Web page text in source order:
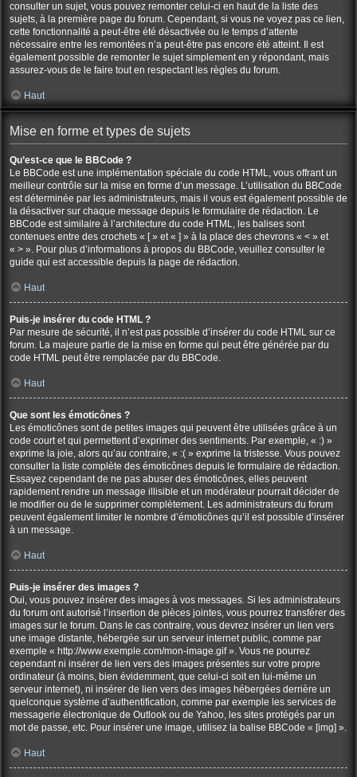
consulter un sujet, vous pouvez remonter celui-ci en haut de la liste des
sujets, à la première page du forum. Cependant, si vous ne voyez pas ce lien,
cette fonctionnalité a peut-être été désactivée ou le temps d’attente
nécessaire entre les remontées n’a peut-être pas encore été atteint. Il est
également possible de remonter le sujet simplement en y répondant, mais
assurez-vous de le faire tout en respectant les règles du forum.
Haut
Mise en forme et types de sujets
Qu’est-ce que le BBCode ?
Le BBCode est une implémentation spéciale du code HTML, vous offrant un
meilleur contrôle sur la mise en forme d’un message. L’utilisation du BBCode
est déterminée par les administrateurs, mais il vous est également possible de
la désactiver sur chaque message depuis le formulaire de rédaction. Le
BBCode est similaire à l’architecture du code HTML, les balises sont
contenues entre des crochets « [ » et « ] » à la place des chevrons « < » et
« > ». Pour plus d’informations à propos du BBCode, veuillez consulter le
guide qui est accessible depuis la page de rédaction.
Haut
Puis-je insérer du code HTML ?
Par mesure de sécurité, il n’est pas possible d’insérer du code HTML sur ce
forum. La majeure partie de la mise en forme qui peut être générée par du
code HTML peut être remplacée par du BBCode.
Haut
Que sont les émoticônes ?
Les émoticônes sont de petites images qui peuvent être utilisées grâce à un
code court et qui permettent d’exprimer des sentiments. Par exemple, « :) »
exprime la joie, alors qu’au contraire, « :( » exprime la tristesse. Vous pouvez
consulter la liste complète des émoticônes depuis le formulaire de rédaction.
Essayez cependant de ne pas abuser des émoticônes, elles peuvent
rapidement rendre un message illisible et un modérateur pourrait décider de
le modifier ou de le supprimer complètement. Les administrateurs du forum
peuvent également limiter le nombre d’émoticônes qu’il est possible d’insérer
à un message.
Haut
Puis-je insérer des images ?
Oui, vous pouvez insérer des images à vos messages. Si les administrateurs
du forum ont autorisé l’insertion de pièces jointes, vous pourrez transférer des
images sur le forum. Dans le cas contraire, vous devrez insérer un lien vers
une image distante, hébergée sur un serveur internet public, comme par
exemple « http://www.exemple.com/mon-image.gif ». Vous ne pourrez
cependant ni insérer de lien vers des images présentes sur votre propre
ordinateur (à moins, bien évidemment, que celui-ci soit en lui-même un
serveur internet), ni insérer de lien vers des images hébergées derrière un
quelconque système d’authentification, comme par exemple les services de
messagerie électronique de Outlook ou de Yahoo, les sites protégés par un
mot de passe, etc. Pour insérer une image, utilisez la balise BBCode « [img] ».
Haut